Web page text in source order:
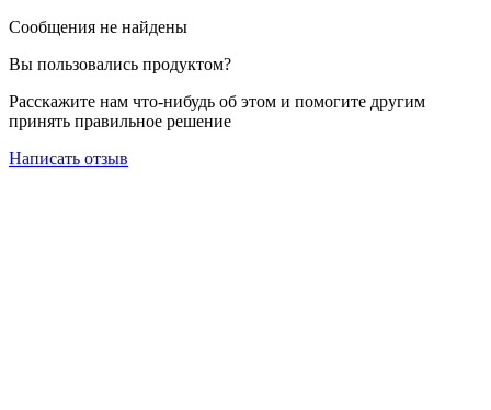
Сообщения не найдены
Вы пользовались продуктом?
Расскажите нам что-нибудь об этом и помогите другим
принять правильное решение
Написать отзыв